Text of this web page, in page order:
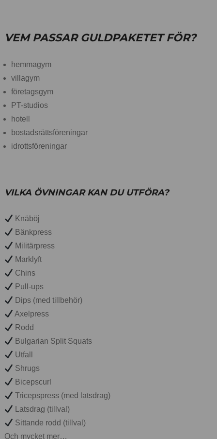
VEM PASSAR GULDPAKETET FÖR?
hemmagym
villagym
företagsgym
PT-studios
hotell
bostadsrättsföreningar
idrottsföreningar
VILKA ÖVNINGAR KAN DU UTFÖRA?
Knäböj
Bänkpress
Militärpress
Marklyft
Chins
Pull-ups
Dips (med tillbehör)
Axelpress
Rodd
Bulgarian Split Squats
Utfall
Shrugs
Bicepscurl
Tricepspress (med latsdrag)
Latsdrag (tillval)
Sittande rodd (tillval)
Och mycket mer…